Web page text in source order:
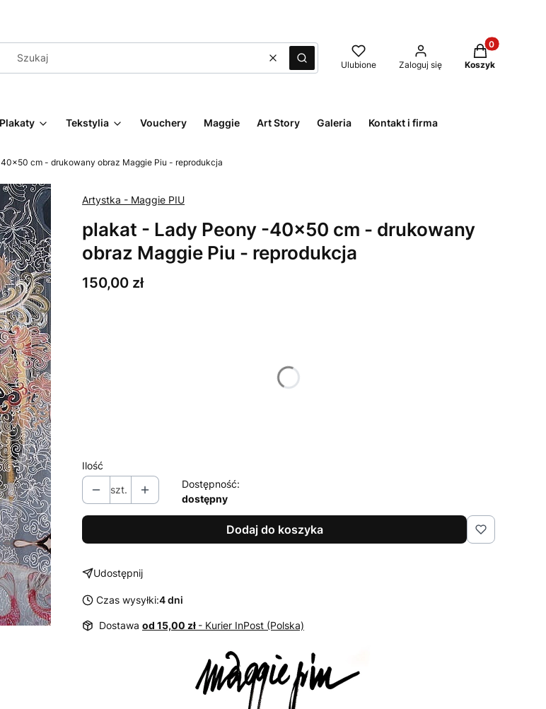
WyczyśćSzukaj Ulubione Zaloguj się
Produkty w
Koszyk
Plakaty Tekstylia Vouchery Maggie Art Story Galeria Kontakt i firma
cm - drukowany obraz Maggie Piu - reprodukcja
Artystka - Maggie PIU
plakat - Lady Peony -40x50 cm - drukowany
obraz Maggie Piu - reprodukcja
Cena
150,00 zł
Ilość
szt.
Dostępność:
dostępny
Dodaj do koszyka
Udostępnij
Czas wysyłki:4 dni
Dostawa od 15,00 zł - Kurier InPost (Polska)